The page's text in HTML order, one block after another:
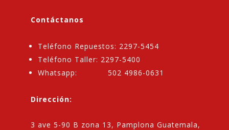
Contáctanos
Teléfono Repuestos: 2297-5454
Teléfono Taller: 2297-5400
Whatsapp: 502 4986-0631
Dirección:
3 ave 5-90 B zona 13, Pamplona Guatemala,